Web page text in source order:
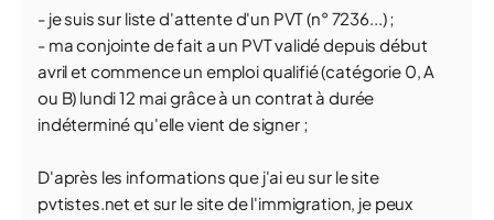
- je suis sur liste d'attente d'un PVT (n° 7236...) ;
- ma conjointe de fait a un PVT validé depuis début
avril et commence un emploi qualifié (catégorie 0, A
ou B) lundi 12 mai grâce à un contrat à durée
indéterminé qu'elle vient de signer ;
D'après les informations que j'ai eu sur le site
pvtistes.net et sur le site de l'immigration, je peux